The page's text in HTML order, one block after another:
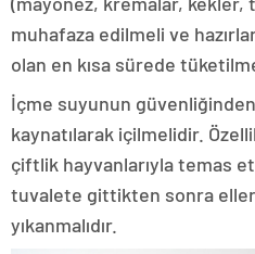
muhafaza edilmeli ve
olan en kısa sürede
İçme suyunun
kaynatılarak içilmelidir.
çiftlik hayvanlarıyla temas
tuvalete gittikten sonra
yıkanmalıdır.